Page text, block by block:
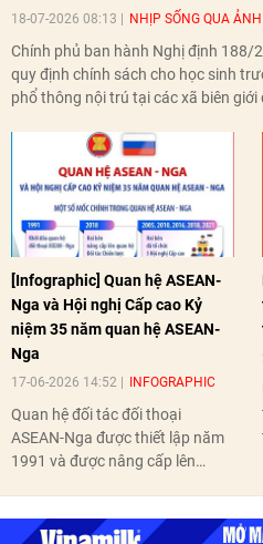
18-07-2026 08:13 NHỊP SỐNG QUA ẢNH
Chính phủ ban hành Nghị định
quy định chính sách cho học sinh
phổ thông nội trú tại các xã biên giới
[Infographic] Quan hệ ASEAN-
Nga và Hội nghị Cấp cao Kỷ
niệm 35 năm quan hệ ASEAN-
Nga
17-06-2026 14:52 INFOGRAPHIC
Quan hệ đối tác đối thoại
ASEAN-Nga được thiết lập năm
1991 và được nâng cấp lên
nghị Cấp cao vào các năm 2005,